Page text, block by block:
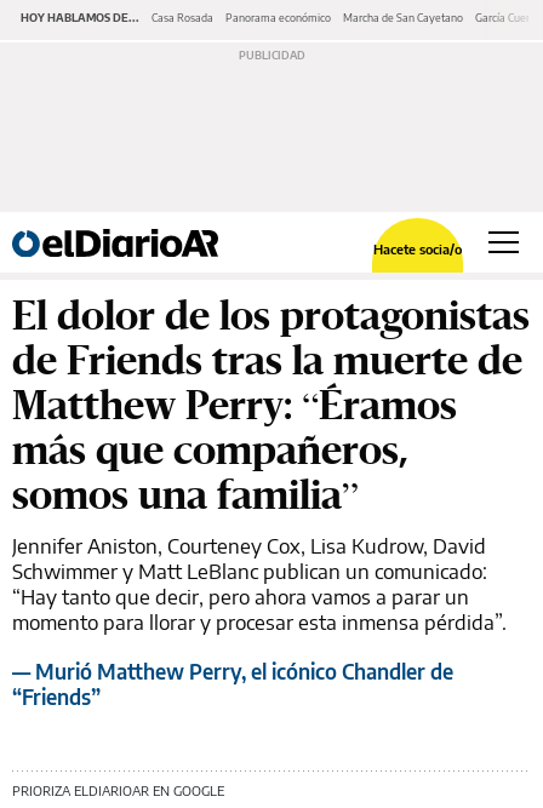
HOY HABLAMOS DE... Casa Rosada Panorama económico Marcha de San Cayetano García Cuerva
Hacete socia/o
El dolor de los protagonistas
de Friends tras la muerte de
Matthew Perry: “Éramos
más que compañeros,
somos una familia”
Jennifer Aniston, Courteney Cox, Lisa Kudrow, David
Schwimmer y Matt LeBlanc publican un comunicado:
“Hay tanto que decir, pero ahora vamos a parar un
momento para llorar y procesar esta inmensa pérdida”.
— Murió Matthew Perry, el icónico Chandler de
“Friends”
PRIORIZA ELDIARIOAR EN GOOGLE